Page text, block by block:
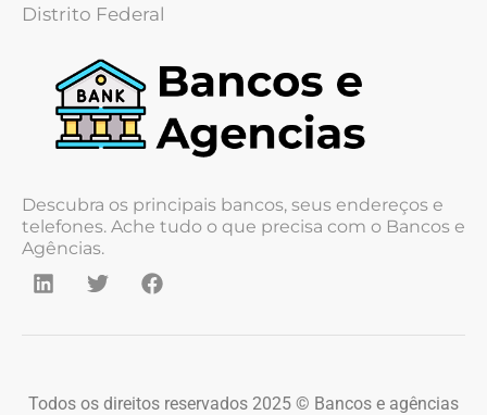
Distrito Federal
Descubra os principais bancos, seus endereços e
telefones. Ache tudo o que precisa com o Bancos e
Agências.
Todos os direitos reservados 2025 © Bancos e agências